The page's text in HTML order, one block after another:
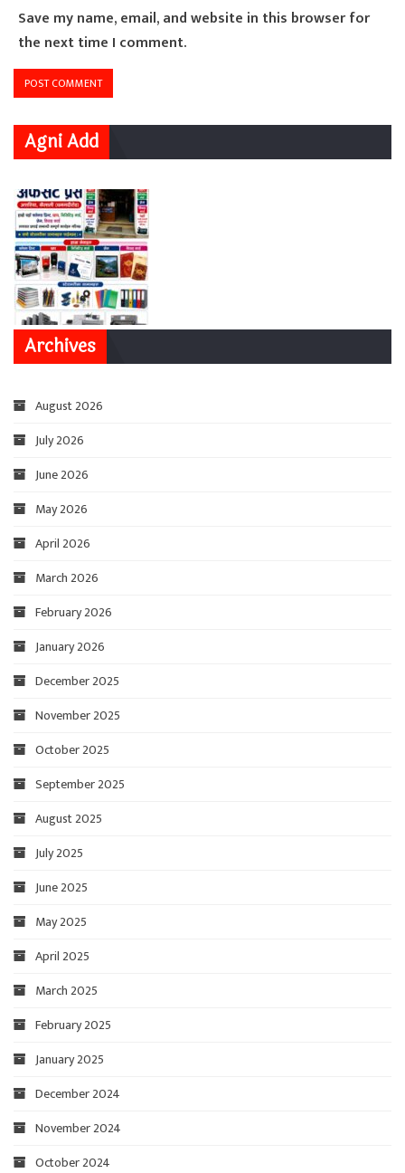
Save my name, email, and website in this browser for
the next time I comment.
Agni Add
Archives
August 2026
July 2026
June 2026
May 2026
April 2026
March 2026
February 2026
January 2026
December 2025
November 2025
October 2025
September 2025
August 2025
July 2025
June 2025
May 2025
April 2025
March 2025
February 2025
January 2025
December 2024
November 2024
October 2024